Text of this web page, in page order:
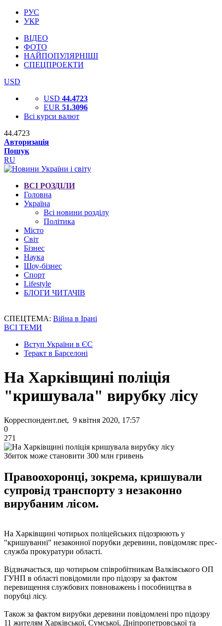
РУС
УКР
ВІДЕО
ФОТО
НАЙПОПУЛЯРНІШІ
СПЕЦПРОЕКТИ
USD
USD 44.4723
EUR 51.3096
Всі курси валют
44.4723
Авторизація
Пошук
RU
ВСІ РОЗДІЛИ
Головна
Україна
Всі новини розділу
Політика
Місто
Світ
Бізнес
Наука
Шоу-бізнес
Спорт
Lifestyle
БЛОГИ ЧИТАЧІВ
СПЕЦТЕМА: Війна в Ірані
ВСІ ТЕМИ
Вступ України в ЄС
Теракт в Барселоні
На Харківщині поліція
"кришувала" вирубку лісу
Корреспондент.net, 9 квітня 2020, 17:57
0
271
Збиток може становити 300 млн гривень
Правоохоронці, зокрема, кришували
супровід транспорту з незаконно
вирубаним лісом.
На Харківщині чотирьох поліцейських підозрюють у
"кришуванні" незаконної порубки деревини, повідомляє прес-
служба прокуратури області.
Відзначається, що чотирьом співробітникам Валківського ОП
ГУНП в області повідомили про підозру за фактом
перевищення службових повноважень і пособництва в
порубці лісу.
Також за фактом вирубки деревини повідомлені про підозру
11 жителям Харківської, Сумської, Дніпропетровської та